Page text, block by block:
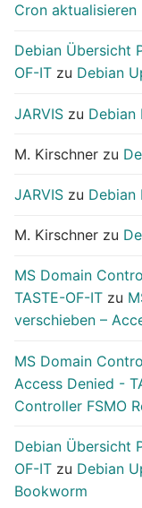
Cron aktualisieren
Debian Übersicht
OF-IT zu Debian
JARVIS zu Debian
M. Kirschner zu
JARVIS zu Debian
M. Kirschner zu
MS Domain
TASTE-OF-IT zu
verschieben –
MS Domain
Access Denied -
Controller FSMO
Debian Übersicht
OF-IT zu Debian
Bookworm